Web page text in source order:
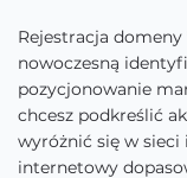
Rejestracja
nowoczesną
pozycjonowanie
chcesz podkreślić
wyróżnić się w
internetowy